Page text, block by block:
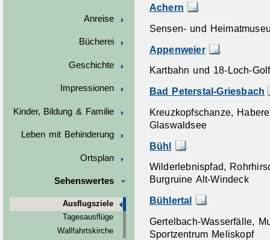
Anreise
Bücherei
Geschichte
Impressionen
Kinder, Bildung & Familie
Leben mit Behinderung
Ortsplan
Sehenswertes
Ausflugsziele
Tagesausflüge
Wallfahrtskirche
Achern
Sensen- und
Appenweier
Kartbahn und 18-Loch-
Bad Peterstal-Griesbach
Kreuzkopfschanze,
Glaswaldsee
Bühl
Wilderlebnispfad,
Burgruine Alt-Windeck
Bühlertal
Gertelbach-Wasserfälle,
Sportzentrum Meliskopf